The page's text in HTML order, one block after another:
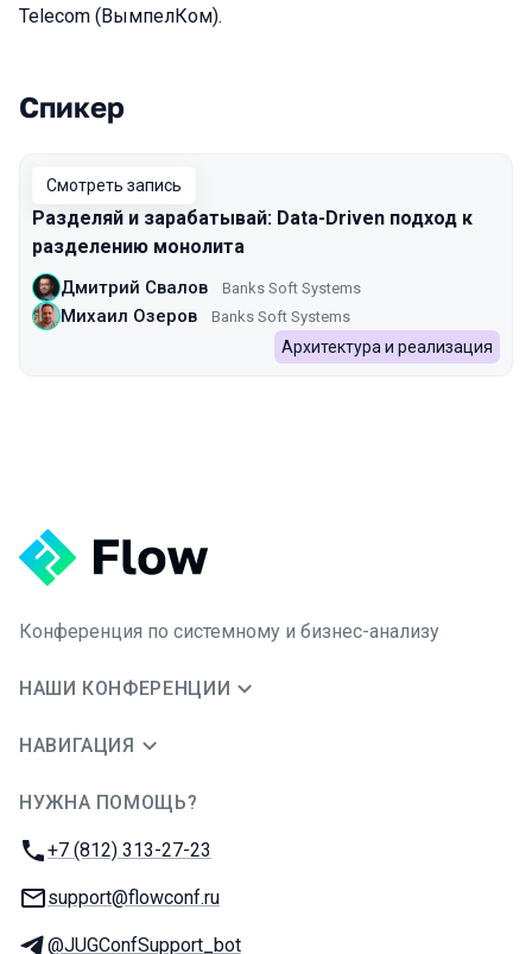
Telecom (ВымпелКом).
Выступления в сезоне 2022
Спикер
Смотреть запись
Разделяй и зарабатывай: Data-Driven подход к
разделению монолита
Дмитрий Свалов Banks Soft Systems
Михаил Озеров Banks Soft Systems
Архитектура и реализация
Конференция по системному и бизнес-анализу
НАШИ КОНФЕРЕНЦИИ
НАВИГАЦИЯ
НУЖНА ПОМОЩЬ?
Телефон:
+7 (812) 313-27-23
E-mail:
support@flowconf.ru
Телеграм:
@JUGConfSupport_bot